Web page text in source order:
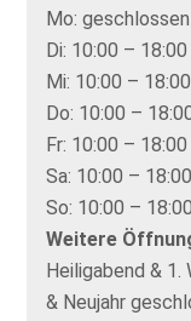
Mo: geschlossen
Di: 10:00 – 18:00
Mi: 10:00 – 18:00
Do: 10:00 –
Fr: 10:00 – 18:00
Sa: 10:00 – 18:00
So: 10:00 – 18:00
Weitere
Heiligabend &
& Neujahr